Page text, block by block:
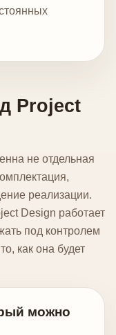
Project
не отдельная
реализации.
Design работает
под контролем
как она будет
можно